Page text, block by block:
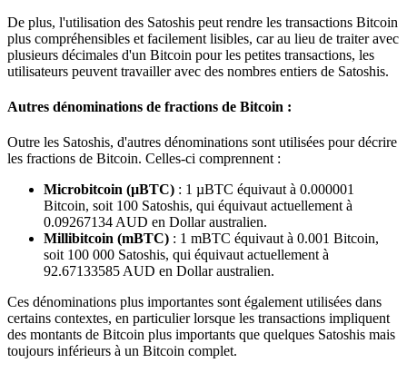
De plus, l'utilisation des Satoshis peut rendre les transactions Bitcoin
plus compréhensibles et facilement lisibles, car au lieu de traiter avec
plusieurs décimales d'un Bitcoin pour les petites transactions, les
utilisateurs peuvent travailler avec des nombres entiers de Satoshis.
Autres dénominations de fractions de Bitcoin :
Outre les Satoshis, d'autres dénominations sont utilisées pour décrire
les fractions de Bitcoin. Celles-ci comprennent :
Microbitcoin (µBTC) : 1 µBTC équivaut à 0.000001
Bitcoin, soit 100 Satoshis, qui équivaut actuellement à
0.09267134 AUD en Dollar australien.
Millibitcoin (mBTC) : 1 mBTC équivaut à 0.001 Bitcoin,
soit 100 000 Satoshis, qui équivaut actuellement à
92.67133585 AUD en Dollar australien.
Ces dénominations plus importantes sont également utilisées dans
certains contextes, en particulier lorsque les transactions impliquent
des montants de Bitcoin plus importants que quelques Satoshis mais
toujours inférieurs à un Bitcoin complet.